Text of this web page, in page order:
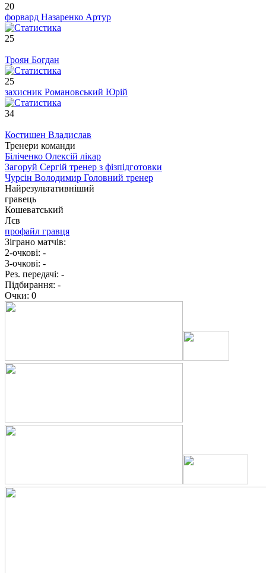
20
форвард Назаренко Артур
25
Троян Богдан
25
захисник Романовський Юрій
34
Костишен Владислав
Тренери команди
Біліченко Олексій лікар
Загоруй Сергій тренер з фізпідготовки
Чурсін Володимир Головний тренер
Найрезультативніший
гравець
Кошеватський
Лєв
профайл гравця
Зіграно матчів:
2-очкові: -
3-очкові: -
Рез. передачі: -
Підбирання: -
Очки: 0